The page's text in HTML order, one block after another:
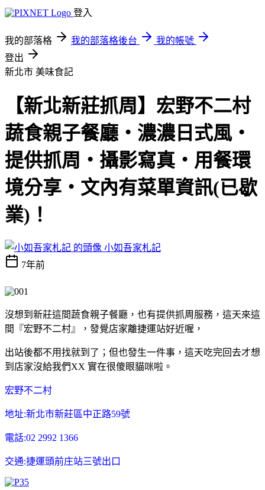
登入
我的部落格 我的部落格後台
我的帳號
登出
新北市 美味食記
【新北新莊抓周】宏野不二村
蔬食親子餐廳‧濃濃日式風‧
提供抓周‧攝影寫真‧用餐環
境分享‧文內有菜單資訊(已歇
業)！
小如吾家札記
7年前
沒想到新莊這間蔬食親子餐廳，也有提供抓周服務，這天來這
間『宏野不二村』，發覺店家離捷運站好近喔，
出站後都不用找就到了；但也發生一件事，這天吃完回去才想
到店家沒給我們XX 實在很傻眼貓咪啦。
宏野不二村
地址:新北市新莊區中正路59號
電話:02 2992 1366
交通:捷運頭前庄站三號出口